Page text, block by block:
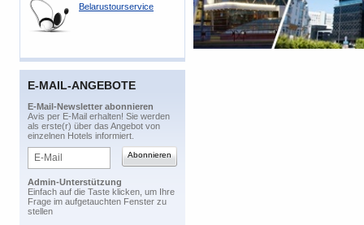
Belarustourservice
E-MAIL-ANGEBOTE
​E-Mail-Newsletter abonnieren
​Avis per E-Mail erhalten! Sie werden
als erste(r) über das Angebot von
einzelnen Hotels informiert.
Admin-Unterstützung
​Einfach auf die Taste klicken, um Ihre
Frage im aufgetauchten Fenster zu
stellen